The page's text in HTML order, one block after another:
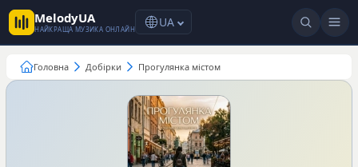
MelodyUA
НАЙКРАЩА МУЗИКА ОНЛАЙН UA
Головна Добірки Прогулянка містом